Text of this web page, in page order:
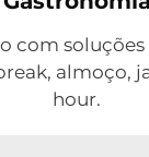
com
almoço,
hour.